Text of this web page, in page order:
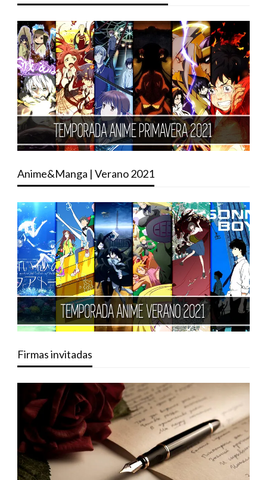
Anime&Manga | Verano 2021
Firmas invitadas